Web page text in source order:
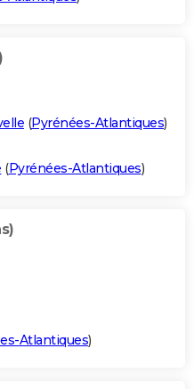
(Pyrénées-Atlantiques)
(Pyrénées-Atlantiques)
Atlantiques)